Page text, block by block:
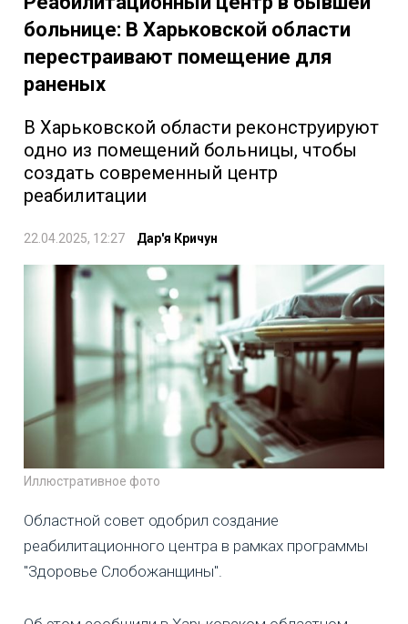
больнице: В Харьковской области
перестраивают помещение для
раненых
В Харьковской области реконструируют
одно из помещений больницы, чтобы
создать современный центр
реабилитации
22.04.2025, 12:27 Дар'я Кричун
Иллюстративное фото
Областной совет одобрил создание
реабилитационного центра в рамках программы
"Здоровье Слобожанщины".